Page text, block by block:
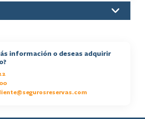
información o deseas adquirir